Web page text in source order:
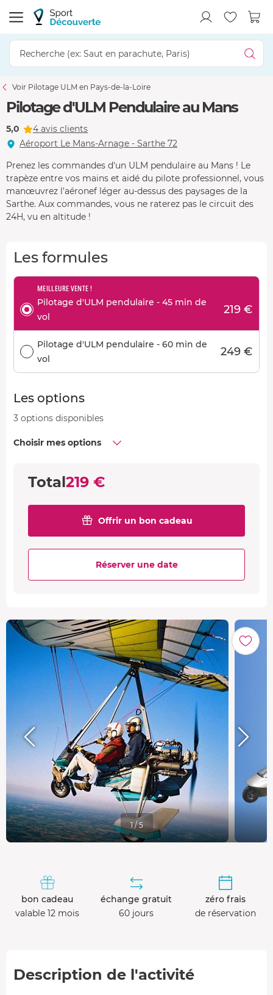
Voir Pilotage ULM en Pays-de-la-Loire
Pilotage d'ULM Pendulaire au Mans
5,0
4 avis clients
Aéroport Le Mans-Arnage - Sarthe 72
Prenez les commandes d'un ULM pendulaire au Mans ! Le
trapèze entre vos mains et aidé du pilote professionnel, vous
manœuvrez l'aéronef léger au-dessus des paysages de la
Sarthe. Aux commandes, vous ne raterez pas le circuit des
24H, vu en altitude !
Les formules
MEILLEURE VENTE !
Pilotage d'ULM pendulaire - 45 min de
vol
219 €
Pilotage d'ULM pendulaire - 60 min de
vol
249 €
Les options
3 options disponibles
Choisir mes options
Total219 €
Offrir un bon cadeau
Réserver une date
1 / 5
bon cadeau
valable 12 mois
échange gratuit
60 jours
zéro frais
de réservation
Description de l'activité